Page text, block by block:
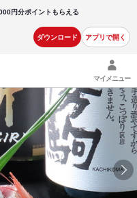
円分ポイントもらえる
ダウンロード アプリで開く
マイメニュー